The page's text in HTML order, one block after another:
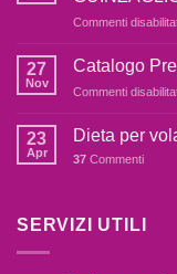
Commenti
27
Nov
Catalogo
Commenti
23
Apr
Dieta per
37 Commenti
SERVIZI UTILI